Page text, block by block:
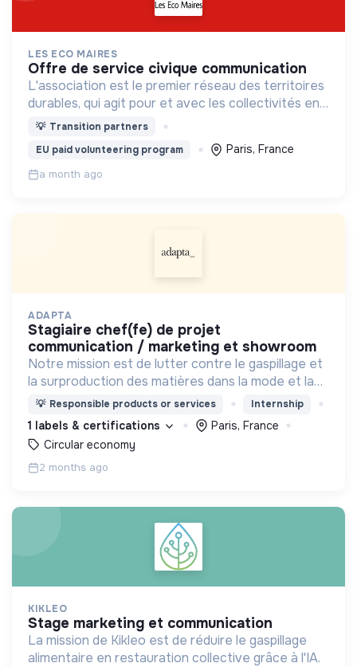
LES ECO MAIRES
offre de service civique communication
L'association est le premier réseau des territoires
durables, qui agit pour et avec les collectivités en
faveur de l’adaptation, de la résilience et de la
💡 Transition partners
EU paid volunteering program
Paris, France
a month ago
ADAPTA
stagiaire chef(fe) de projet
communication / marketing et showroom
Notre mission est de lutter contre le gaspillage et
la surproduction des matières dans la mode et la
déco.
💡 Responsible products or services Internship
1 labels & certifications
Paris, France
Circular economy
2 months ago
KIKLEO
stage marketing et communication
La mission de Kikleo est de réduire le gaspillage
alimentaire en restauration collective grâce à l'IA.